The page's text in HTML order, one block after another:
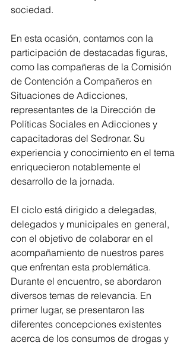
sociedad.
En esta ocasión, contamos con la
participación de destacadas figuras,
como las compañeras de la Comisión
de Contención a Compañeros en
Situaciones de Adicciones,
representantes de la Dirección de
Políticas Sociales en Adicciones y
capacitadoras del Sedronar. Su
experiencia y conocimiento en el tema
enriquecieron notablemente el
desarrollo de la jornada.
El ciclo está dirigido a delegadas,
delegados y municipales en general,
con el objetivo de colaborar en el
acompañamiento de nuestros pares
que enfrentan esta problemática.
Durante el encuentro, se abordaron
diversos temas de relevancia. En
primer lugar, se presentaron las
diferentes concepciones existentes
acerca de los consumos de drogas y